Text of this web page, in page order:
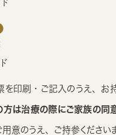
印刷・ご記入のうえ、お
方は治療の際にご家族の同
意のうえ、ご持参ください